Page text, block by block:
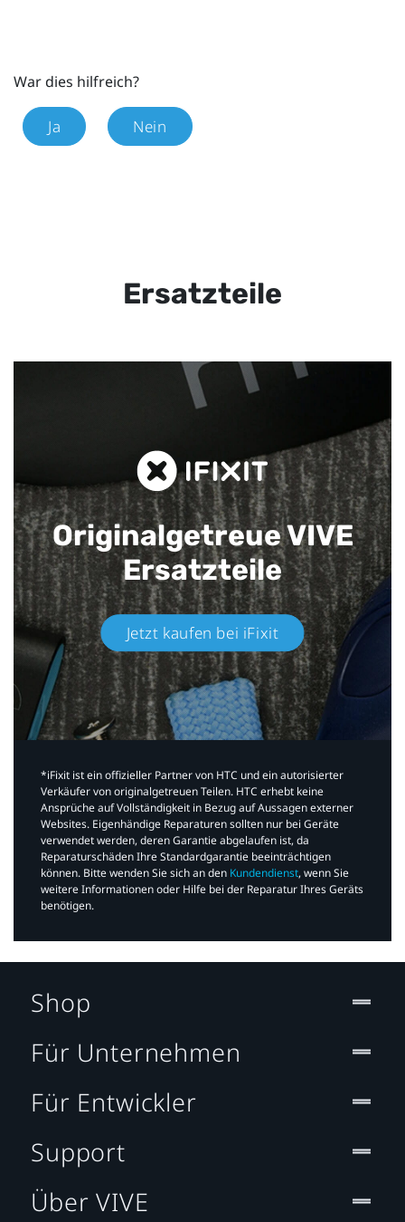
War dies hilfreich?
Ja Nein
Ersatzteile
Originalgetreue VIVE
Ersatzteile
Jetzt kaufen bei iFixit​
*iFixit ist ein offizieller Partner von HTC und ein autorisierter
Verkäufer von originalgetreuen Teilen. HTC erhebt keine
Ansprüche auf Vollständigkeit in Bezug auf Aussagen externer
Websites. Eigenhändige Reparaturen sollten nur bei Geräte
verwendet werden, deren Garantie abgelaufen ist, da
Reparaturschäden Ihre Standardgarantie beeinträchtigen
können. Bitte wenden Sie sich an den Kundendienst, wenn Sie
weitere Informationen oder Hilfe bei der Reparatur Ihres Geräts
benötigen.​
Shop
Für Unternehmen
Für Entwickler
Support
Über VIVE